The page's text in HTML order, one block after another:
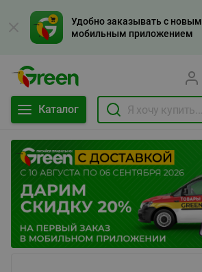
Удобно заказывать с новым
мобильным приложением
Каталог